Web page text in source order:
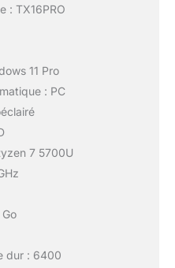
: TX16PRO
11 Pro
: PC
7 5700U
dur : 6400